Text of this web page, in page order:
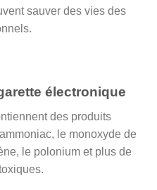
sauver des vies des
électronique
des produits
le monoxyde de
le polonium et plus de